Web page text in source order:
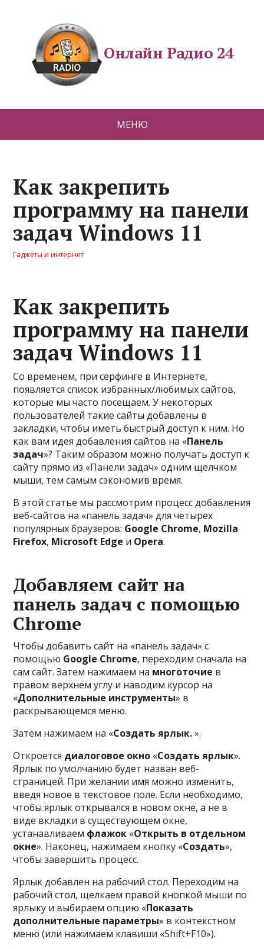
Онлайн Радио 24
МЕНЮ
Как закрепить
программу на панели
задач Windows 11
Гаджеты и интернет
Как закрепить
программу на панели
задач Windows 11
Со временем, при серфинге в Интернете,
появляется список избранных/любимых сайтов,
которые мы часто посещаем. У некоторых
пользователей такие сайты добавлены в
закладки, чтобы иметь быстрый доступ к ним. Но
как вам идея добавления сайтов на «Панель
задач»? Таким образом можно получать доступ к
сайту прямо из «Панели задач» одним щелчком
мыши, тем самым сэкономив время.
В этой статье мы рассмотрим процесс добавления
веб-сайтов на «панель задач» для четырех
популярных браузеров: Google Chrome, Mozilla
Firefox, Microsoft Edge и Opera.
Добавляем сайт на
панель задач с помощью
Chrome
Чтобы добавить сайт на «панель задач» с
помощью Google Chrome, переходим сначала на
сам сайт. Затем нажимаем на многоточие в
правом верхнем углу и наводим курсор на
«Дополнительные инструменты» в
раскрывающемся меню.
Затем нажимаем на «Создать ярлык.».
Откроется диалоговое окно «Создать ярлык».
Ярлык по умолчанию будет назван веб-
страницей. При желании имя можно изменить,
введя новое в текстовое поле. Если необходимо,
чтобы ярлык открывался в новом окне, а не в
виде вкладки в существующем окне,
устанавливаем флажок «Открыть в отдельном
окне». Наконец, нажимаем кнопку «Создать»,
чтобы завершить процесс.
Ярлык добавлен на рабочий стол. Переходим на
рабочий стол, щелкаем правой кнопкой мыши по
ярлыку и выбираем опцию «Показать
дополнительные параметры» в контекстном
меню (или нажимаем клавиши «Shift+F10»).